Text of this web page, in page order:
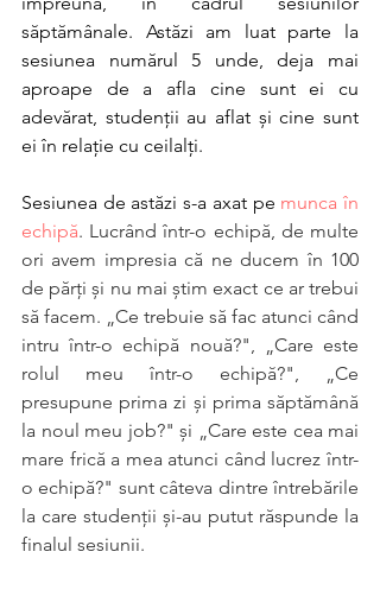
săptămânale. Astăzi am luat parte la
sesiunea numărul 5 unde, deja mai
aproape de a afla cine sunt ei cu
adevărat, studenții au aflat și cine sunt
ei în relație cu ceilalți.
Sesiunea de astăzi s-a axat pe munca în
echipă. Lucrând într-o echipă, de multe
ori avem impresia că ne ducem în 100
de părți și nu mai știm exact ce ar trebui
să facem. „Ce trebuie să fac atunci când
intru într-o echipă nouă?", „Care este
rolul meu într-o echipă?", „Ce
presupune prima zi și prima săptămână
la noul meu job?" și „Care este cea mai
mare frică a mea atunci când lucrez într-
o echipă?" sunt câteva dintre întrebările
la care studenții și-au putut răspunde la
finalul sesiunii.